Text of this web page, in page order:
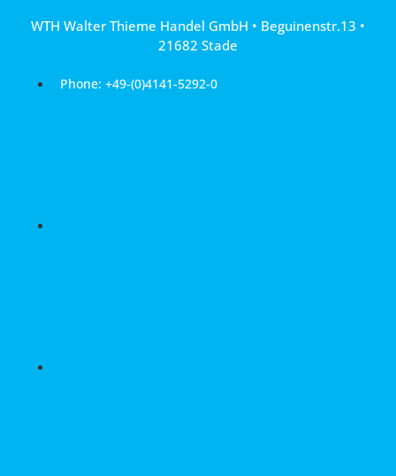
WTH Walter Thieme Handel GmbH • Beguinenstr.13 •
21682 Stade
Phone: +49-(0)4141-5292-0